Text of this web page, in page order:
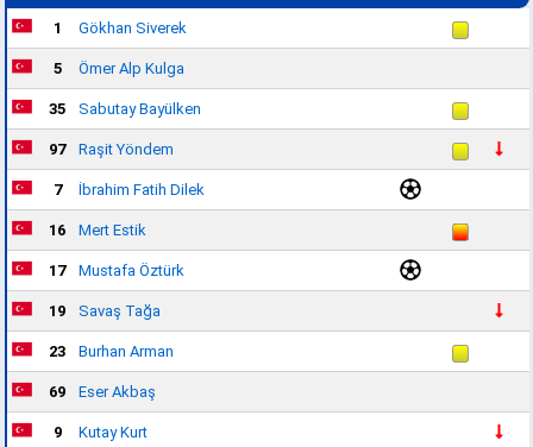
1 Gökhan Siverek
5 Ömer Alp Kulga
35 Sabutay Bayülken
97 Raşit Yöndem
7 İbrahim Fatih Dilek
16 Mert Estik
17 Mustafa Öztürk
19 Savaş Tağa
23 Burhan Arman
69 Eser Akbaş
9
Kutay Kurt